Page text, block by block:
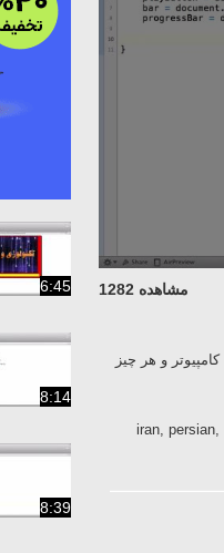
مشاهده 1282
و هر چیز
iran,
6:45
8:14
8:39